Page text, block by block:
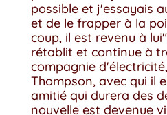
possible et j'essayais
et de le frapper à la
coup, il est revenu à
rétablit et continue à
compagnie
Thompson, avec qui il
amitié qui durera des
nouvelle est devenue